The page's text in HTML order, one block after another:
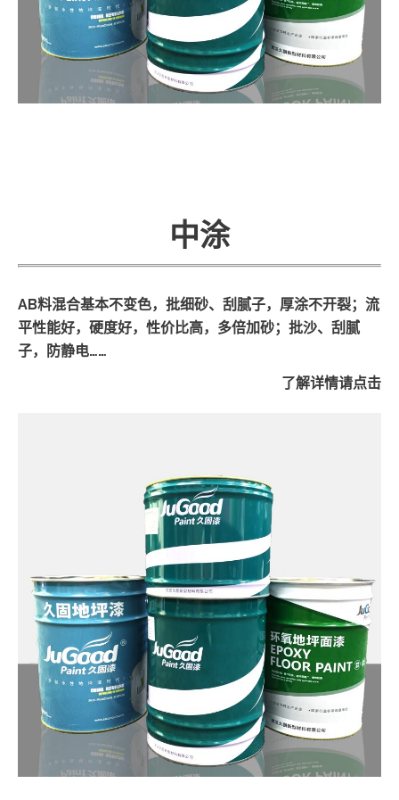
中涂
AB料混合基本不变色，批细砂、刮腻子，厚涂不开裂；流
平性能好，硬度好，性价比高，多倍加砂；批沙、刮腻
子，防静电……
了解详情请点击